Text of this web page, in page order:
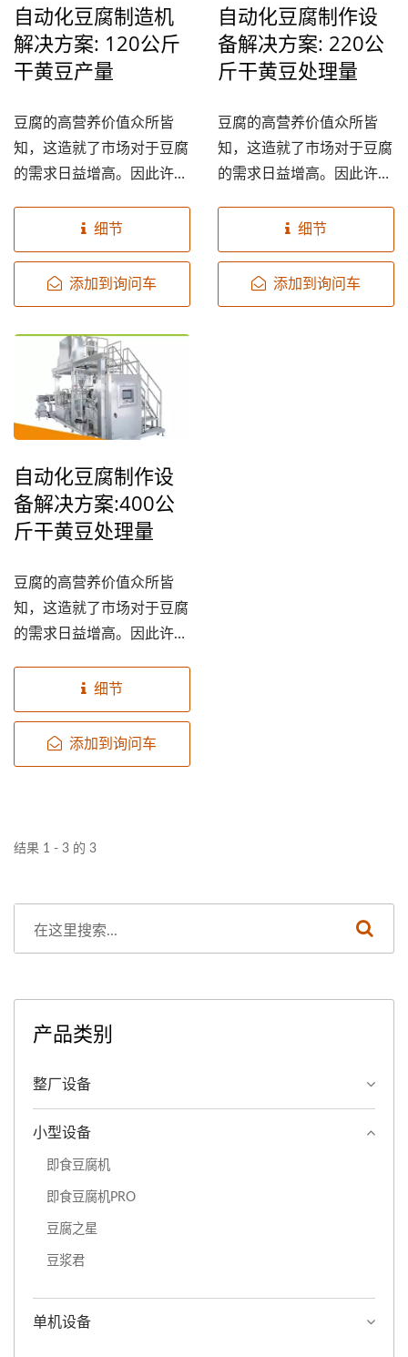
自动化豆腐制造机
解决方案: 120公斤
干黄豆产量
豆腐的高营养价值众所皆
知，这造就了市场对于豆腐
的需求日益增高。因此许多
想法，而如何扩大产能并增
加销售利润便成为了豆腐制
作者的首要考量！如果您曾
经做过豆腐或还停留在辛苦
细节
添加到询问车
自动化豆腐制作设
备解决方案: 220公
斤干黄豆处理量
豆腐的高营养价值众所皆
知，这造就了市场对于豆腐
的需求日益增高。因此许多
想法，而如何扩大产能并增
加销售利润便成为了豆腐制
作者的首要考量！如果您曾
经做过豆腐或还停留在辛苦
细节
添加到询问车
自动化豆腐制作设
备解决方案:400公
斤干黄豆处理量
豆腐的高营养价值众所皆
知，这造就了市场对于豆腐
的需求日益增高。因此许多
想法，而如何扩大产能并增
加销售利润便成为了豆腐制
作者的首要考量！如果您曾
经做过豆腐或还停留在辛苦
细节
添加到询问车
结果 1 - 3 的 3
产品类别
整厂设备
小型设备
即食豆腐机
即食豆腐机PRO
豆腐之星
豆浆君
单机设备